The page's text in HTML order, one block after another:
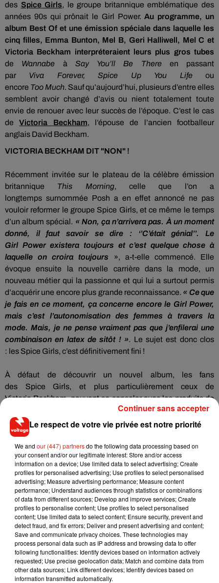
des SpiceGirls, le groupe britannique emblématique des
années 90s qui prônait le Girl Power. Au programme, un
album Best Of et une émission spéciale dans laquelle les
cinq filles, Emma Bunton, Mel B, Geri Halliwell, Mel C et
Victoria Beckham interpréteraient leurs plus gros tubes
de
Wannabe à Say You’ll Be There
en passant
par
Viva Forever,Spice Up You Life
ou
encore Too Much. Sauf qu’aujourd’hui, plusieurs d’entre elles
semblent avoir changé d’avis ou nient totalement toute
envie de renouer avec leur succès de l’époque. C’est le cas
deVictoria Beckham, l’épouse de l’ancien footballeur
anglais David Beckham.
VICTORIA BECKHAM DIT "NON" !
Récemment invitée sur le plateau de la célèbre émission
britannique
This Morning, celle que l’on a
longtemps surnommée Posh a en effet annoncé ne pas
vouloir reformer le groupe Spice Girls, et ce même le temps
d’un album spécial. « Non, ça n’arrivera pas. À un moment
donné, il faut savoir se dire : ‘’C’était génial’’.
Le
Girl Powerexistera toujours et c’est quelque chose à
laquelle on croira toujours », a-t-elle commencé.
Elle
évoque ensuite la nouvelle carrière dans la mode, un
nouveau métier qui la passionne et qui lui a surtout permis
d’acquérir une encore plus grande reconnaissance. « Ce que
je fais en ce moment, ça concerne encore le Girl Power,
mais c’est l’autonomisation des femmes à travers la
mode. Mais, je ne pense vraiment pas que j’enfilerai une
combinaison en latex de sitôt !». Le sujet est donc clos
: les Spice Girls, c’est définitivement fini !
À
défaut de découvrir un nouvel album, les fans
des
Spice
Girls, et plus particulièrement ceux de
Victoria Beckham, peuvent se consoler avec les produits de
la collection de prêt-à-porter de la marque leur idole. La «
Victoria Beckham » composée
des vêtements, des
accessoires et autres chaussures.
Le respect de votre vie privée est notre priorité
We and our (447) partnersdo the following data processing based on
your consent and/or our legitimate interest: Store and/or access
information on a device; Use limited data to select advertising; Create
profiles for personalised advertising; Use profiles to select personalised
advertising; Measure advertising performance; Measure content
performance; Understand audiences through statistics or combinations
of data from different sources; Develop and improve services; Create
profiles to personalise content; Use profiles to select personalised
content; Use limited data to select content; Ensure security, prevent and
detect fraud, and fix errors; Deliver and present advertising and content;
Save and communicate privacy choices. These technologies may
process personal data such as IP address and browsing data to offer
following functionalities: Identify devices based on information actively
requested; Use precise geolocation data; Match and combine data from
other data sources; Link different devices; Identify devices based on
information transmitted automatically.
Continuer sans accepter